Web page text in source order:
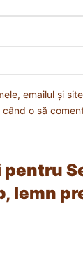
pentru
lemn
emailul și
o să